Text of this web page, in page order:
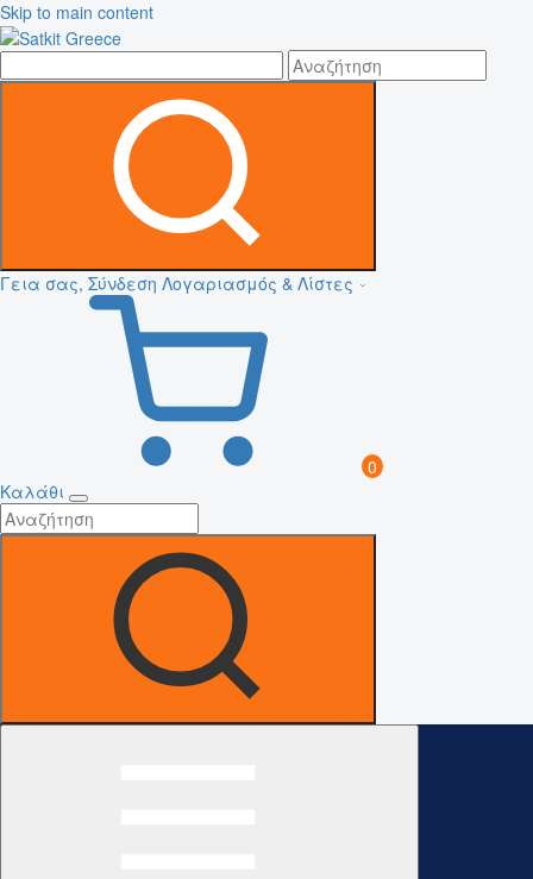
Skip to main content
Γεια σας, Σύνδεση Λογαριασμός & Λίστες
0
Καλάθι